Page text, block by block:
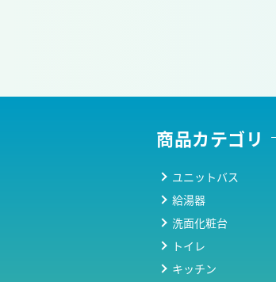
商品カテゴリ
ユニットバス
給湯器
洗面化粧台
トイレ
キッチン